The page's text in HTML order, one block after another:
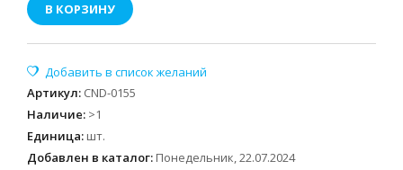
В КОРЗИНУ
Артикул: CND-0155
Наличие: >1
Единица: шт.
Добавлен в каталог: Понедельник, 22.07.2024